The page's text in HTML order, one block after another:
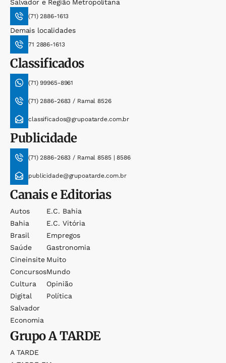
Salvador e Região Metropolitana
(71) 2886-1613
Demais localidades
71 2886-1613
Classificados
(71) 99965-8961
(71) 2886-2683 / Ramal 8526
classificados@grupoatarde.com.br
Publicidade
(71) 2886-2683 / Ramal 8585 | 8586
publicidade@grupoatarde.com.br
Canais e Editorias
Autos
Bahia
Brasil
Saúde
Cineinsite
Concursos
Cultura
Digital
Salvador
Economia
E.c. Bahia
E.c. Vitória
Empregos
Gastronomia
Muito
Mundo
Opinião
Política
GrupoA TARDE
A TARDE